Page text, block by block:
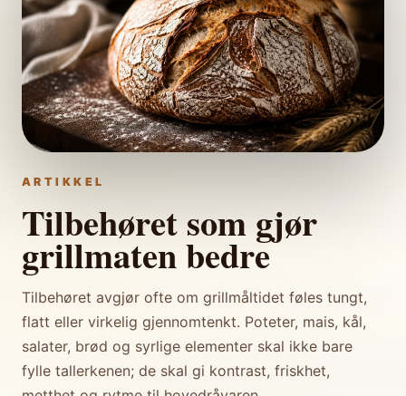
ARTIKKEL
Tilbehøret som gjør
grillmaten bedre
Tilbehøret avgjør ofte om grillmåltidet føles tungt,
flatt eller virkelig gjennomtenkt. Poteter, mais, kål,
salater, brød og syrlige elementer skal ikke bare
fylle tallerkenen; de skal gi kontrast, friskhet,